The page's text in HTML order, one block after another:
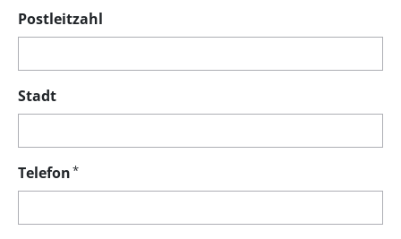
Postleitzahl
Stadt
Telefon*